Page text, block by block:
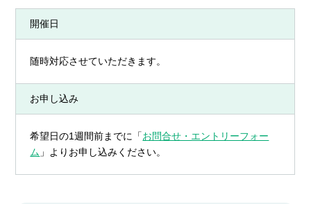
開催日
随時対応させていただきます。
お申し込み
希望日の1週間前までに「お問合せ・エントリーフォー
ム 」よりお申し込みください。